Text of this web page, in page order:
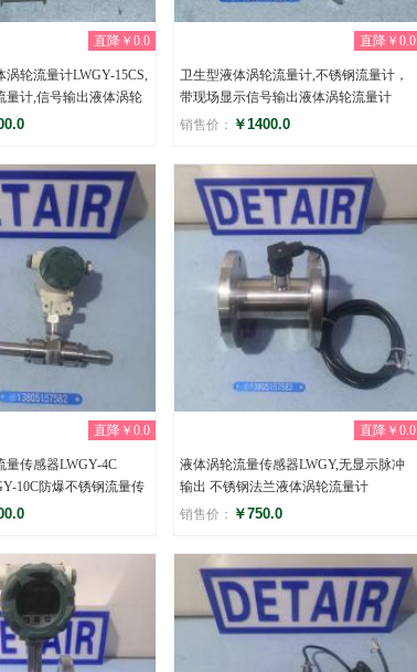
直降￥0.0
轮流量计LWGY-15CS,
量计,信号输出液体涡轮
直降￥0.0
卫生型液体涡轮流量计,不锈钢流量计，
带现场显示信号输出液体涡轮流量计
销售价： ￥1400.0
评分
(0)
直降￥0.0
量传感器LWGY-4C
10C防爆不锈钢流量传
直降￥0.0
液体涡轮流量传感器LWGY,无显示脉冲
输出 不锈钢法兰液体涡轮流量计
销售价： ￥750.0
评分
(0)